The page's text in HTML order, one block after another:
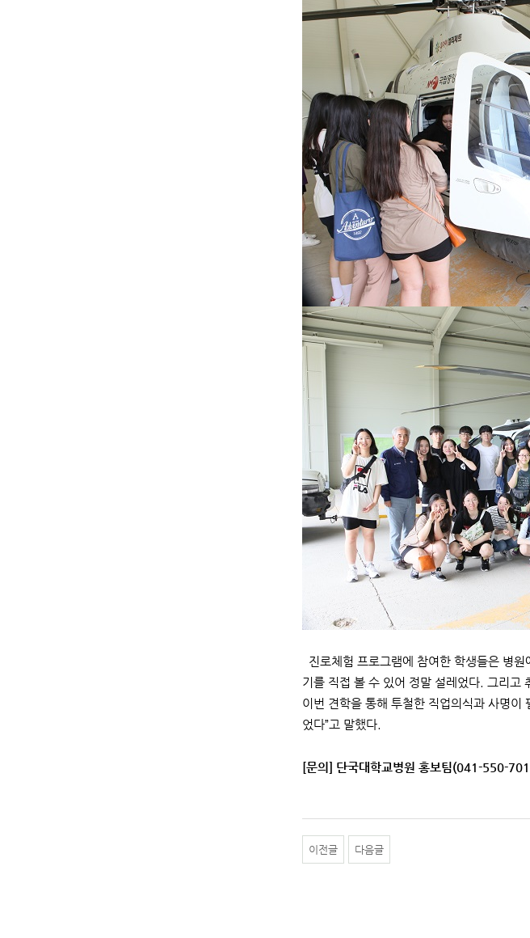
진로체험 프로그램에 참여한 학생들은 병
기를 직접 볼 수 있어 정말 설레었다. 그리고
이번 견학을 통해 투철한 직업의식과 사명이
었다”고 말했다.
[문의] 단국대학교병원 홍보팀(041-550-
이전글 다음글